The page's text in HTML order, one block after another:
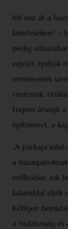
Mi visz át a
kísértéseken? –
pedig
együtt építjük
reményeink
ránézünk,
Engem átsegít
építményt, a
„A
a
erőlködve, sok
kalanddal éljék
KétIgen
a tudatosság és